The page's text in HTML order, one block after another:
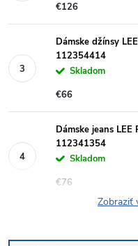
€126
Dámske džínsy
112354414
Skladom
€66
Dámske jeans LEE
112341354
Skladom
€76
Zobraziť